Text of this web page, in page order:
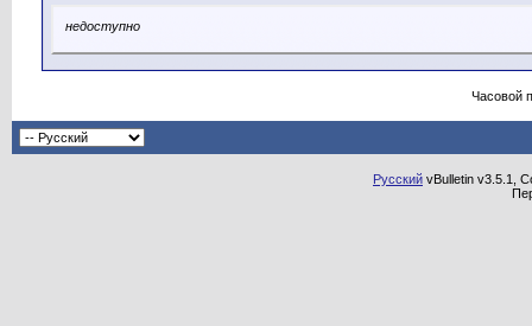
недоступно
Часовой
Русский vBulletin v3.5.1,